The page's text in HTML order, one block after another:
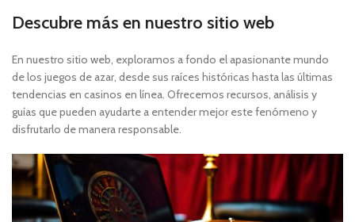
Descubre más en nuestro sitio web
En nuestro sitio web, exploramos a fondo el apasionante mundo
de los juegos de azar, desde sus raíces históricas hasta las últimas
tendencias en casinos en línea. Ofrecemos recursos, análisis y
guías que pueden ayudarte a entender mejor este fenómeno y
disfrutarlo de manera responsable.